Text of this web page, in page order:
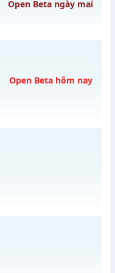
Open Beta ngày mai
Open Beta hôm nay
GA